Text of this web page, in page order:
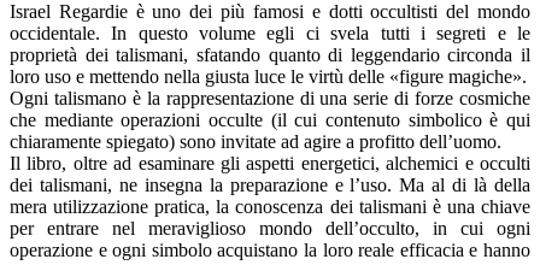
Israel Regardie è uno dei più famosi e dotti occultisti del mondo
occidentale. In questo volume egli ci svela tutti i segreti e le
proprietà dei talismani, sfatando quanto di leggendario circonda il
loro uso e mettendo nella giusta luce le virtù delle «figure magiche».
Ogni talismano è la rappresentazione di una serie di forze cosmiche
che mediante operazioni occulte (il cui contenuto simbolico è qui
chiaramente spiegato) sono invitate ad agire a profitto dell’uomo.
Il libro, oltre ad esaminare gli aspetti energetici, alchemici e occulti
dei talismani, ne insegna la preparazione e l’uso. Ma al di là della
mera utilizzazione pratica, la conoscenza dei talismani è una chiave
per entrare nel meraviglioso mondo dell’occulto, in cui ogni
operazione e ogni simbolo acquistano la loro reale efficacia e hanno